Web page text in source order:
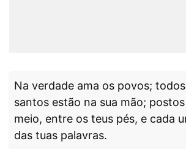
Na verdade ama os povos;
santos estão na sua mão;
meio, entre os teus pés, e cada
das tuas palavras.